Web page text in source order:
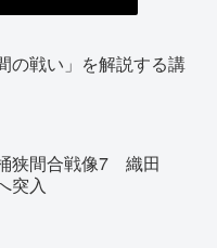
の戦い」を解説する講
狭間合戦像7 織田
突入